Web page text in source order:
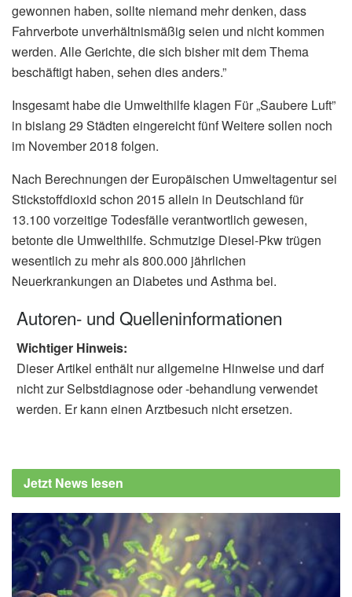
gewonnen haben, sollte niemand mehr denken, dass
Fahrverbote unverhältnismäßig seien und nicht kommen
werden. Alle Gerichte, die sich bisher mit dem Thema
beschäftigt haben, sehen dies anders.”
Insgesamt habe die Umwelthilfe klagen Für „Saubere Luft”
in bislang 29 Städten eingereicht fünf Weitere sollen noch
im November 2018 folgen.
Nach Berechnungen der Europäischen Umweltagentur sei
Stickstoffdioxid schon 2015 allein in Deutschland für
13.100 vorzeitige Todesfälle verantwortlich gewesen,
betonte die Umwelthilfe. Schmutzige Diesel-Pkw trügen
wesentlich zu mehr als 800.000 jährlichen
Neuerkrankungen an Diabetes und Asthma bei.
Autoren- und Quelleninformationen
Wichtiger Hinweis:
Dieser Artikel enthält nur allgemeine Hinweise und darf
nicht zur Selbstdiagnose oder -behandlung verwendet
werden. Er kann einen Arztbesuch nicht ersetzen.
Jetzt News lesen